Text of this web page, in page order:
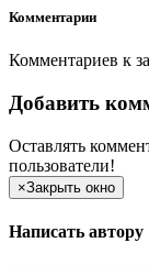
Комментарии
Комментариев к
Добавить
Оставлять
пользователи!
×Закрыть окно
Написать автору